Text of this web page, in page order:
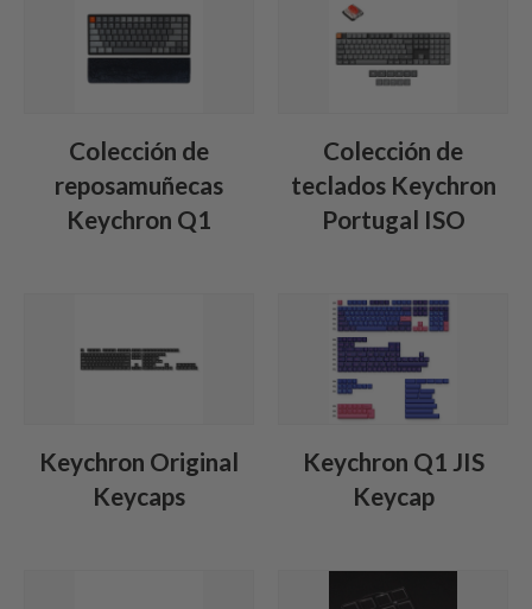
Colección de
reposamuñecas
Keychron Q1
Colección de
teclados Keychron
Portugal ISO
Keychron Original
Keycaps
Keychron Q1 JIS
Keycap